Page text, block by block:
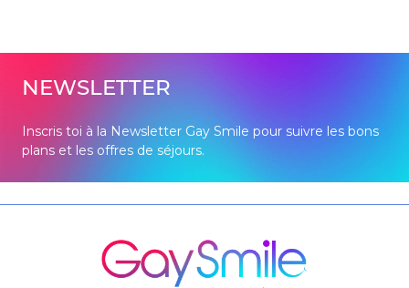
NEWSLETTER
Inscris toi à la Newsletter Gay Smile pour suivre les bons
plans et les offres de séjours.